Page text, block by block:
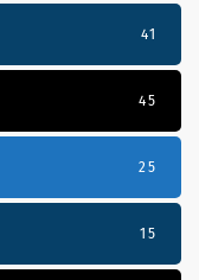
41
45
25
15